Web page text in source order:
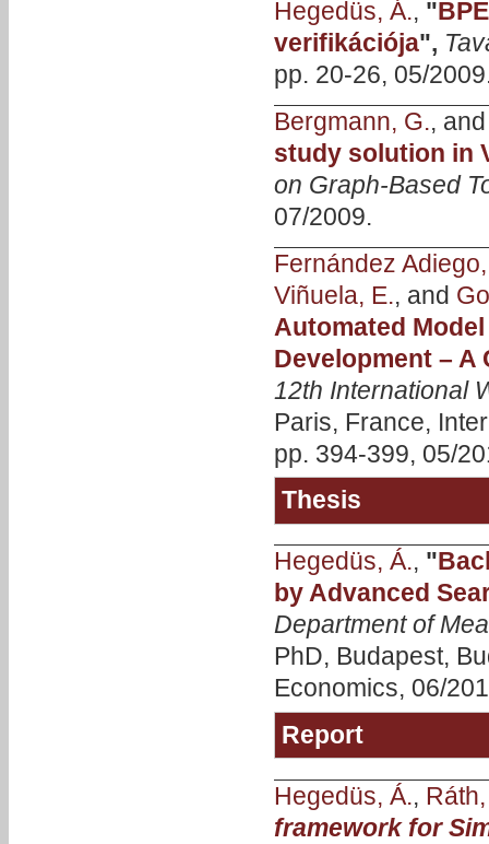
Hegedüs, Á., "
verifikációja",
pp. 20-26, 05/
Bergmann, G.,
study solution in
on Graph-Based
07/2009.
Fernández
Viñuela, E., and
Automated
Development – A
12th International
Paris, France,
pp. 394-399, 05/
Thesis
Hegedüs, Á., "
by Advanced
Department of
PhD, Budapest,
Economics, 06/
Report
Hegedüs, Á.,
framework for